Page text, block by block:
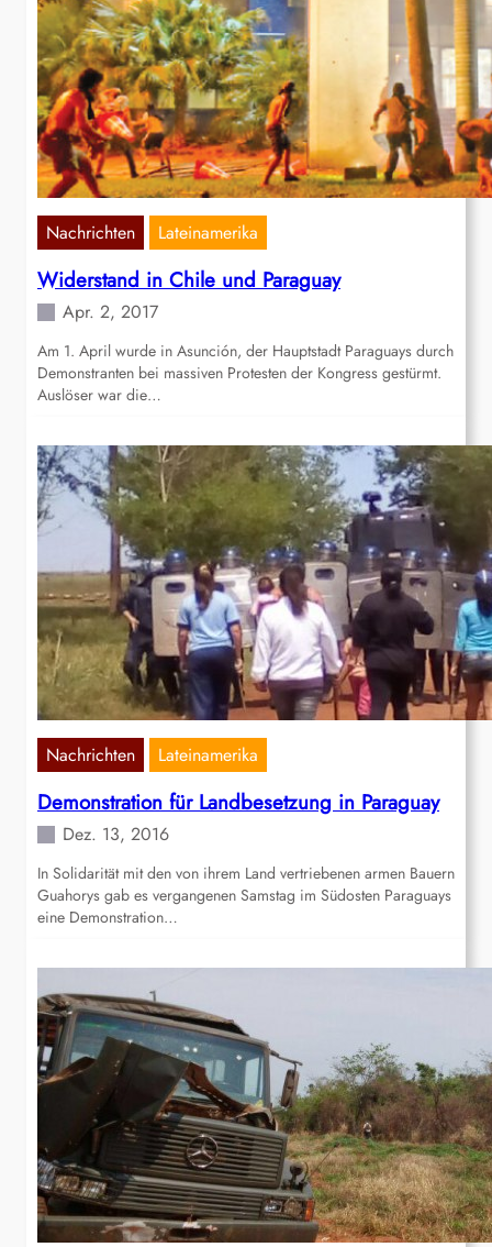
Nachrichten Lateinamerika
Widerstand in Chile und Paraguay
Apr. 2, 2017
Am 1. April wurde in Asunción, der Hauptstadt Paraguays durch
Demonstranten bei massiven Protesten der Kongress gestürmt.
Auslöser war die…
Nachrichten Lateinamerika
Demonstration für Landbesetzung in Paraguay
Dez. 13, 2016
In Solidarität mit den von ihrem Land vertriebenen armen Bauern
Guahorys gab es vergangenen Samstag im Südosten Paraguays
eine Demonstration…